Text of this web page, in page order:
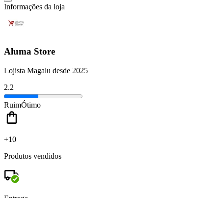
Informações da loja
Aluma Store
Lojista Magalu desde 2025
2.2
RuimÓtimo
+10
Produtos vendidos